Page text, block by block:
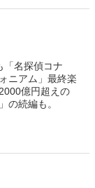
「名探偵コナ
ニアム」最終楽
億円超えの
の続編も。